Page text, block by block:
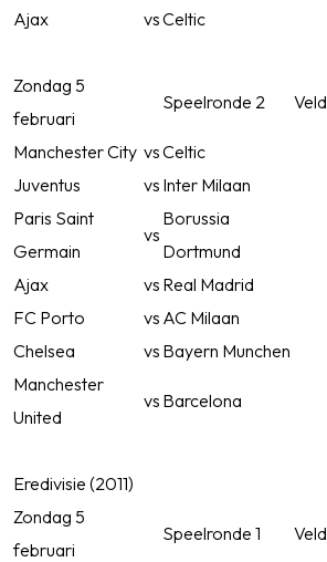
Ajax
vsCeltic
Zondag 5
februari
Speelronde 2 Veld
Manchester City vsCeltic
Juventus
vs Inter Milaan
Paris Saint
Germain
vs
Borussia
Dortmund
Ajax vs Real Madrid
FC Porto
vs AC Milaan
Chelsea
vs Bayern Munchen
Manchester
United
vs Barcelona
Eredivisie (2011)
Zondag 5
februari
Speelronde 1 Veld